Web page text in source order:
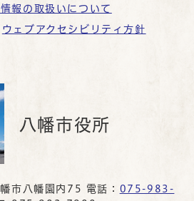
報の取扱いについて
ウェブアクセシビリティ方針
八幡市役所
市八幡園内75 電話： 075-983-